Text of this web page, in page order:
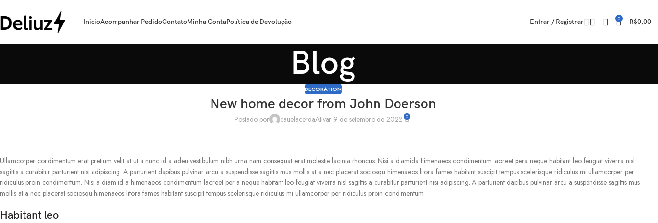
InicioAcompanhar PedidoContatoMinha ContaPolítica de Devolução Entrar / Registrar 0 R$0,00
Blog
DECORATION
New home decor from John Doerson
Postado por cauelacerdaAtivar 9 de setembro de 2022 0
Ullamcorper condimentum erat pretium velit at ut a nunc id a adeu vestibulum nibh urna nam consequat erat molestie lacinia rhoncus. Nisi a diamida himenaeos condimentum laoreet pera neque habitant leo feugiat viverra nisl
sagittis a curabitur parturient nisi adipiscing. A parturient dapibus pulvinar arcu a suspendisse sagittis mus mollis at a nec placerat sociosqu himenaeos litora fames habitant suscipit tempus scelerisque ridiculus mi ullamcorper per
ridiculus proin condimentum. Nisi a diam id a himenaeos condimentum laoreet per a neque habitant leo feugiat viverra nisl sagittis a curabitur parturient nisi adipiscing. A parturient dapibus pulvinar arcu a suspendisse sagittis mus
mollis at a nec placerat sociosqu himenaeos litora fames habitant suscipit tempus scelerisque ridiculus mi ullamcorper per ridiculus proin condimentum.
Habitant leo